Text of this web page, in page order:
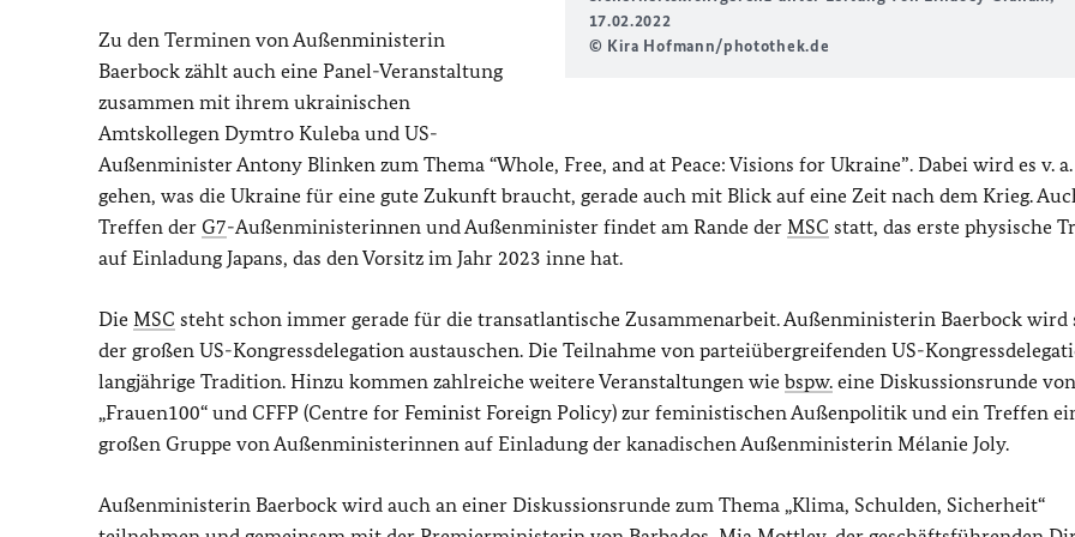
17.02.2022
© Kira Hofmann/photothek.de
Zu den Terminen von Außenministerin
Baerbock zählt auch eine Panel-Veranstaltung
zusammen mit ihrem ukrainischen
Amtskollegen Dymtro Kuleba und US-
Außenminister Antony Blinken zum Thema “Whole, Free, and at Peace: Visions for Ukraine”. Dabei wird es v.
gehen, was die Ukraine für eine gute Zukunft braucht, gerade auch mit Blick auf eine Zeit nach dem Krieg.
Treffen der G7-Außenministerinnen und Außenminister findet am Rande der MSC statt, das erste physische
auf Einladung Japans, das den Vorsitz im Jahr 2023 inne hat.
Die MSC steht schon immer gerade für die transatlantische Zusammenarbeit. Außenministerin Baerbock
der großen US-Kongressdelegation austauschen. Die Teilnahme von parteiübergreifenden US-
langjährige Tradition. Hinzu kommen zahlreiche weitere Veranstaltungen wie bspw. eine Diskussionsrunde von
„Frauen100“ und CFFP (Centre for Feminist Foreign Policy) zur feministischen Außenpolitik und ein Treffen
großen Gruppe von Außenministerinnen auf Einladung der kanadischen Außenministerin Mélanie Joly.
Außenministerin Baerbock wird auch an einer Diskussionsrunde zum Thema „Klima, Schulden, Sicherheit“